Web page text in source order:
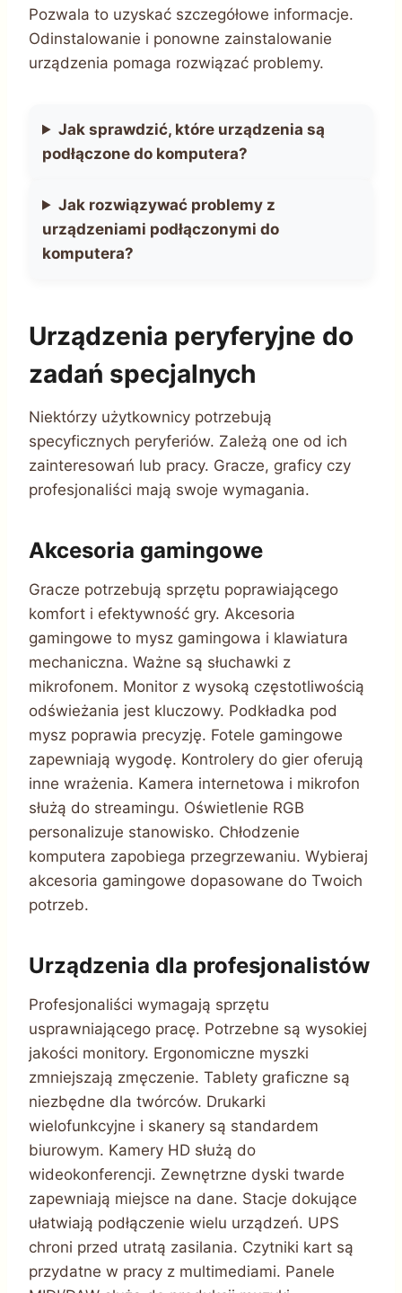
Pozwala to uzyskać szczegółowe informacje.
Odinstalowanie i ponowne zainstalowanie
urządzenia pomaga rozwiązać problemy.
Jak sprawdzić, które urządzenia są
podłączone do komputera?
Jak rozwiązywać problemy z
urządzeniami podłączonymi do
komputera?
Urządzenia peryferyjne do
zadań specjalnych
Niektórzy użytkownicy potrzebują
specyficznych peryferiów. Zależą one od ich
zainteresowań lub pracy. Gracze, graficy czy
profesjonaliści mają swoje wymagania.
Akcesoria gamingowe
Gracze potrzebują sprzętu poprawiającego
komfort i efektywność gry. Akcesoria
gamingowe to mysz gamingowa i klawiatura
mechaniczna. Ważne są słuchawki z
mikrofonem. Monitor z wysoką częstotliwością
odświeżania jest kluczowy. Podkładka pod
mysz poprawia precyzję. Fotele gamingowe
zapewniają wygodę. Kontrolery do gier oferują
inne wrażenia. Kamera internetowa i mikrofon
służą do streamingu. Oświetlenie RGB
personalizuje stanowisko. Chłodzenie
komputera zapobiega przegrzewaniu. Wybieraj
akcesoria gamingowe dopasowane do Twoich
potrzeb.
Urządzenia dla profesjonalistów
Profesjonaliści wymagają sprzętu
usprawniającego pracę. Potrzebne są wysokiej
jakości monitory. Ergonomiczne myszki
zmniejszają zmęczenie. Tablety graficzne są
niezbędne dla twórców. Drukarki
wielofunkcyjne i skanery są standardem
biurowym. Kamery HD służą do
wideokonferencji. Zewnętrzne dyski twarde
zapewniają miejsce na dane. Stacje dokujące
ułatwiają podłączenie wielu urządzeń. UPS
chroni przed utratą zasilania. Czytniki kart są
przydatne w pracy z multimediami. Panele